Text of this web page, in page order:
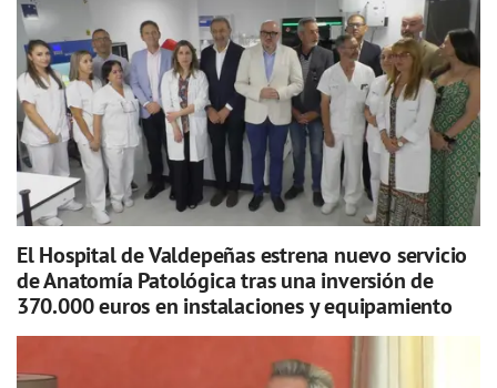
El Hospital de Valdepeñas estrena nuevo servicio
de Anatomía Patológica tras una inversión de
370.000 euros en instalaciones y equipamiento